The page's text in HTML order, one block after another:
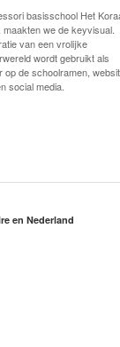
basisschool Het
we de keyvisual.
van een vrolijke
wordt gebruikt als
op de schoolramen,
social media.
en Nederland